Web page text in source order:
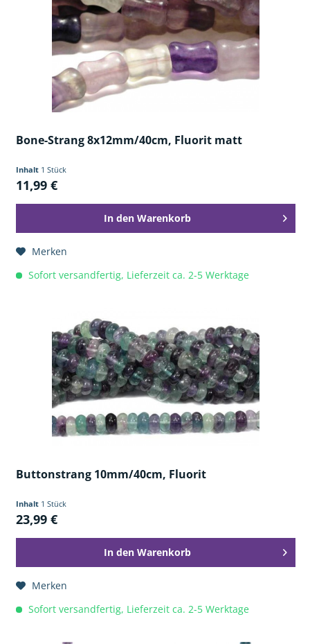
Bone-Strang 8x12mm/40cm, Fluorit matt
Inhalt 1 Stück
11,99 €
In den Warenkorb
Merken
Sofort versandfertig, Lieferzeit ca. 2-5 Werktage
Buttonstrang 10mm/40cm, Fluorit
Inhalt 1 Stück
23,99 €
In den Warenkorb
Merken
Sofort versandfertig, Lieferzeit ca. 2-5 Werktage